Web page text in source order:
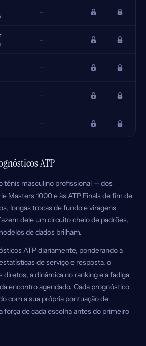
–
–
–
–
–
ATP
ténis masculino profissional — dos
Masters 1000 e às ATP Finals de fim de
longas trocas de fundo e viragens
dele um circuito cheio de padrões,
de dados brilham.
ATP diariamente, ponderando a
de serviço e resposta, o
a dinâmica no ranking e a fadiga
encontro agendado. Cada prognóstico
com a sua própria pontuação de
força de cada escolha antes do primeiro